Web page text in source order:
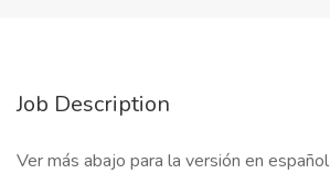
Job Description
Ver más abajo para la versión en español